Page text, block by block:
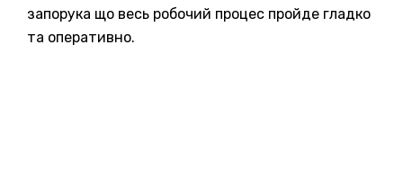
запорука що весь робочий процес пройде гладко
та оперативно.